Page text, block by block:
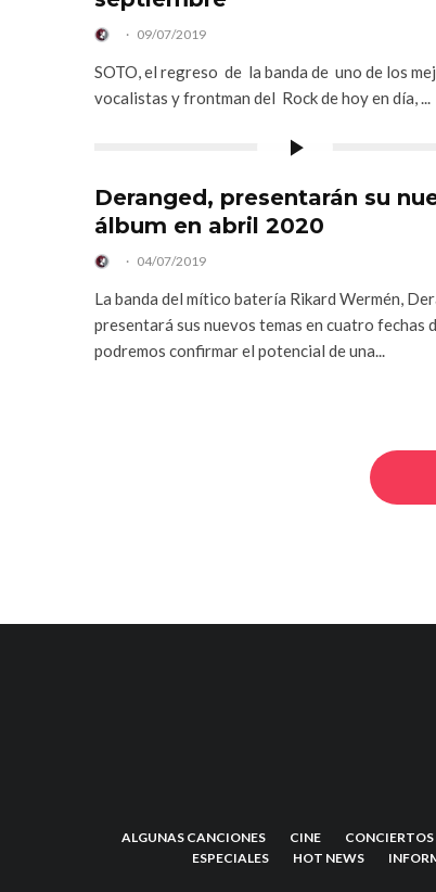
· 09/07/2019
SOTO, el regreso de la banda de uno de los
vocalistas y frontman del Rock de hoy en día, ...
Deranged, presentarán su
álbum en abril 2020
· 04/07/2019
La banda del mítico batería Rikard Wermén,
presentará sus nuevos temas en cuatro fechas
podremos confirmar el potencial de una...
ALGUNAS CANCIONES CINE
ESPECIALES
HOT NEWS